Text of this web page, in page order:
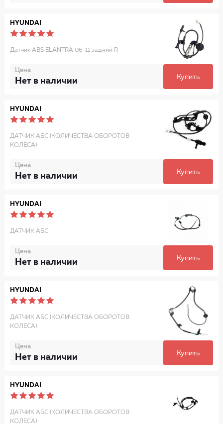
HYUNDAI
Датчик ABS ELANTRA 06-11 задний R
Цена
Нет в наличии Купить
HYUNDAI
ДАТЧИК АБС (КОЛИЧЕСТВА ОБОРОТОВ
КОЛЕСА)
Цена
Нет в наличии Купить
HYUNDAI
ДАТЧИК АБС
Цена
Нет в наличии Купить
HYUNDAI
ДАТЧИК АБС (КОЛИЧЕСТВА ОБОРОТОВ
КОЛЕСА)
Цена
Нет в наличии Купить
HYUNDAI
ДАТЧИК АБС (КОЛИЧЕСТВА ОБОРОТОВ
КОЛЕСА)